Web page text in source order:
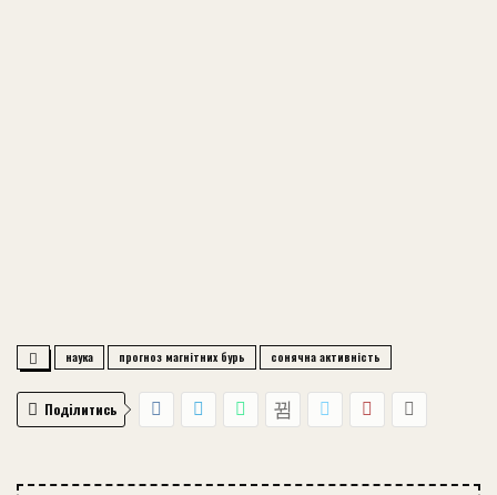
наука прогноз магнітних бурь сонячна активність
Поділитись